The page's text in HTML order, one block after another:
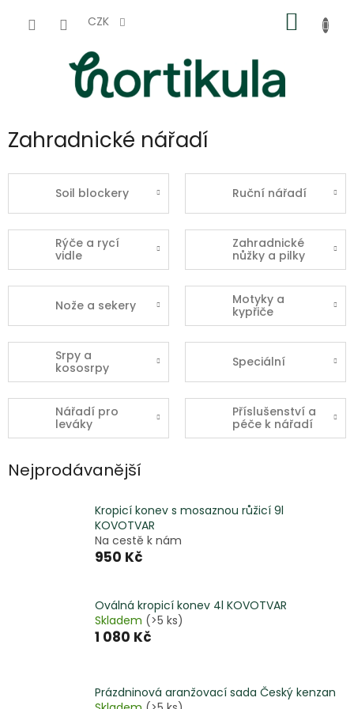
CZK
KOŠÍK
Zahradnické nářadí
Soil blockery Ruční nářadí
Rýče a rycí
vidle
Zahradnické
nůžky a pilky
Nože a sekery
Motyky a
kypřiče
Srpy a
kososrpy
Speciální
Nářadí pro
leváky
Příslušenství a
péče k nářadí
Nejprodávanější
Kropicí konev s mosaznou růžicí 9l
KOVOTVAR
Na cestě k nám
950 Kč
Oválná kropicí konev 4l KOVOTVAR
Skladem (>5 ks)
1 080 Kč
Prázdninová aranžovací sada Český kenzan